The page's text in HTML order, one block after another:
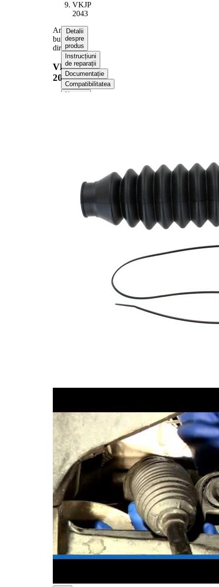
VKJP
2043
Ansamblu
burduf,
directie
VKJP
2043
Detalii
despre
produs
Instrucțiuni
de reparații
Documentație
Compatibilitatea
Numere
11 mm
Diametru
interior 2
42 mm